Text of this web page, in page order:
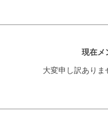
現在メ
大変申し訳あり